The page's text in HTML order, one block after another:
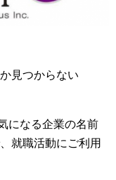
見つからない
になる企業の名前
就職活動にご利用